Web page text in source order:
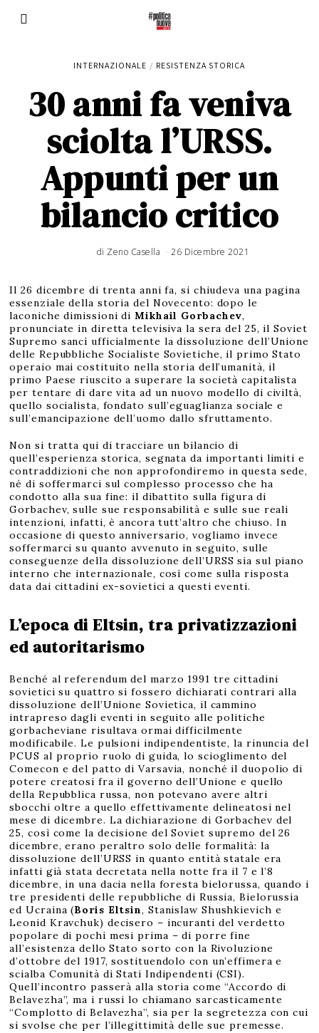
INTERNAZIONALE / RESISTENZA STORICA
30 anni fa veniva
sciolta l’URSS.
Appunti per un
bilancio critico
di Zeno Casella 26 Dicembre 2021
t
o
2
0
2
Il 26 dicembre di trenta anni fa, si chiudeva una pagina
essenziale della storia del Novecento: dopo le
laconiche dimissioni diMikhail Gorbachev,
pronunciate in diretta televisiva la sera del 25, il Soviet
Supremo sancì ufficialmente la dissoluzione dell’Unione
delle Repubbliche Socialiste Sovietiche, il primo Stato
operaio mai costituito nella storia dell’umanità, il
primo Paese riuscito a superare la società capitalista
per tentare di dare vita ad un nuovo modello di civiltà,
quello socialista, fondato sull’eguaglianza sociale e
sull’emancipazione dell’uomo dallo sfruttamento.
Non si tratta qui di tracciare un bilancio di
quell’esperienza storica, segnata da importanti limiti e
contraddizioni che non approfondiremo in questa sede,
né di soffermarci sul complesso processo che ha
condotto alla sua fine: il dibattito sulla figura di
Gorbachev, sulle sue responsabilità e sulle sue reali
intenzioni, infatti, è ancora tutt’altro che chiuso. In
occasione di questo anniversario, vogliamo invece
soffermarci su quanto avvenuto in seguito, sulle
conseguenze della dissoluzione dell’URSS sia sul piano
interno che internazionale, così come sulla risposta
data dai cittadini ex-sovietici a questi eventi.
L’epoca di Eltsin, tra privatizzazioni
ed autoritarismo
Benché al referendum del marzo 1991 tre cittadini
sovietici su quattro si fossero dichiarati contrari alla
dissoluzione dell’Unione Sovietica, il cammino
intrapreso dagli eventi in seguito alle politiche
gorbacheviane risultava ormai difficilmente
modificabile. Le pulsioni indipendentiste, la rinuncia del
PCUS al proprio ruolo di guida, lo scioglimento del
Comecon e del patto di Varsavia, nonché il duopolio di
potere creatosi fra il governo dell’Unione e quello
della Repubblica russa, non potevano avere altri
sbocchi oltre a quello effettivamente delineatosi nel
mese di dicembre. La dichiarazione di Gorbachev del
25, così come la decisione del Soviet supremo del 26
dicembre, erano peraltro solo delle formalità: la
dissoluzione dell’URSS in quanto entità statale era
infatti già stata decretata nella notte fra il 7 e l’8
dicembre, in una dacia nella foresta bielorussa, quando i
tre presidenti delle repubbliche di Russia, Bielorussia
ed Ucraina (Boris Eltsin, Stanislaw Shushkievich e
Leonid Kravchuk) decisero – incuranti del verdetto
popolare di pochi mesi prima – di porre fine
all’esistenza dello Stato sorto con la Rivoluzione
d’ottobre del 1917, sostituendolo con un’effimera e
scialba Comunità di Stati Indipendenti (CSI).
Quell’incontro passerà alla storia come “Accordo di
Belavezha”, ma i russi lo chiamano sarcasticamente
“Complotto di Belavezha”, sia per la segretezza con cui
si svolse che per l’illegittimità delle sue premesse.